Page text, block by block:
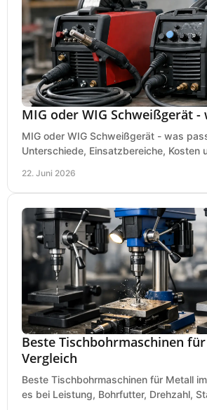
MIG oder WIG Schweißgerät -
MIG oder WIG Schweißgerät - was
Unterschiede, Einsatzbereiche, Kosten
22. Juni 2026
Beste Tischbohrmaschinen
Vergleich
Beste Tischbohrmaschinen für Metall
es bei Leistung, Bohrfutter, Drehzahl,